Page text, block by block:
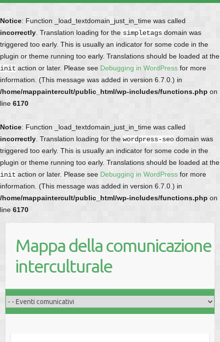
Notice: Function _load_textdomain_just_in_time was called
incorrectly . Translation loading for the simpletags domain was
triggered too early. This is usually an indicator for some code in the
plugin or theme running too early. Translations should be loaded at the
init action or later. Please see Debugging in WordPress for more
information. (This message was added in version 6.7.0.) in
/home/mappaintercult/public_html/wp-includes/functions.php on
line 6170
Notice: Function _load_textdomain_just_in_time was called
incorrectly . Translation loading for the wordpress-seo domain was
triggered too early. This is usually an indicator for some code in the
plugin or theme running too early. Translations should be loaded at the
init action or later. Please see Debugging in WordPress for more
information. (This message was added in version 6.7.0.) in
/home/mappaintercult/public_html/wp-includes/functions.php on
line 6170
Mappa della comunicazione
interculturale